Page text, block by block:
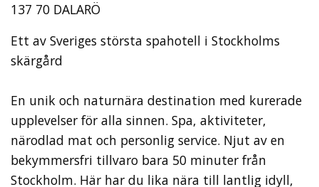
137 70 DALARÖ
Ett av Sveriges största spahotell i Stockholms
skärgård
En unik och naturnära destination med kurerade
upplevelser för alla sinnen. Spa, aktiviteter,
närodlad mat och personlig service. Njut av en
bekymmersfri tillvaro bara 50 minuter från
Stockholm. Här har du lika nära till lantlig idyll,